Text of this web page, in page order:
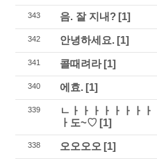
343 음. 잘 지내? [1]
342 안녕하세요. [1]
341 콜때려라[1]
340 에효. [1]
339
ㄴㅏㅏㅏㅏㅏㅏㅏㅏ
ㅏ도~♡ [1]
338 오오오오 [1]